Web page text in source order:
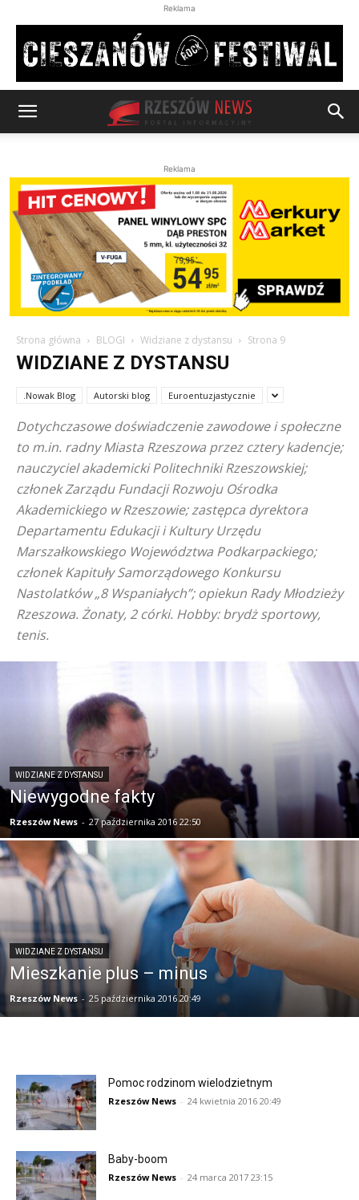
Reklama
Reklama
Strona główna BLOGI Widziane z dystansu Strona 9
WIDZIANE Z DYSTANSU
.Nowak Blog Autorski blog Euroentuzjastycznie
Dotychczasowe doświadczenie zawodowe i społeczne
to m.in. radny Miasta Rzeszowa przez cztery kadencje;
nauczyciel akademicki Politechniki Rzeszowskiej;
członek Zarządu Fundacji Rozwoju Ośrodka
Akademickiego w Rzeszowie; zastępca dyrektora
Departamentu Edukacji i Kultury Urzędu
Marszałkowskiego Województwa Podkarpackiego;
członek Kapituły Samorządowego Konkursu
Nastolatków „8 Wspaniałych”; opiekun Rady Młodzieży
Rzeszowa. Żonaty, 2 córki. Hobby: brydż sportowy,
tenis.
WIDZIANE Z DYSTANSU
Niewygodne fakty
Rzeszów News - 27 października 2016 22:50
WIDZIANE Z DYSTANSU
Mieszkanie plus – minus
Rzeszów News - 25 października 2016 20:49
Pomoc rodzinom wielodzietnym
Rzeszów News - 24 kwietnia 2016 20:49
Baby-boom
Rzeszów News - 24 marca 2017 23:15